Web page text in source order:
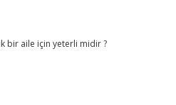
bir aile için yeterli midir ?